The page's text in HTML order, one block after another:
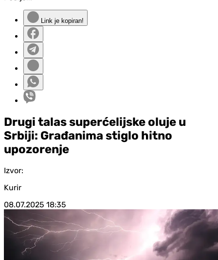
Link je kopiran!
Drugi talas superćelijske oluje u
Srbiji: Građanima stiglo hitno
upozorenje
Izvor:
Kurir
08.07.2025 18:35